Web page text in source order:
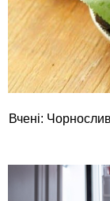
Вчені: